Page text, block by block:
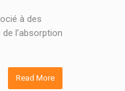
à des
l’absorption
Read More